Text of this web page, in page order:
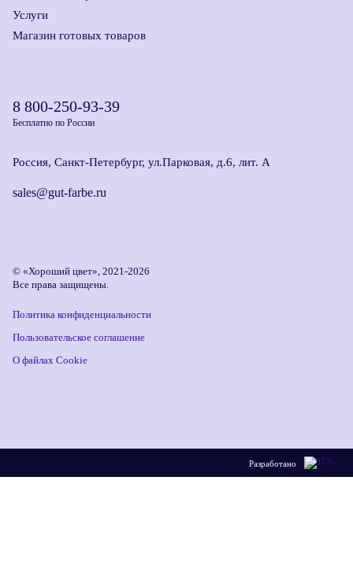
Услуги
Магазин готовых товаров
8 800-250-93-39
Бесплатно по России
Россия, Санкт-Петербург, ул.Парковая, д.6, лит. А
sales@gut-farbe.ru
© «Хороший цвет», 2021-2026
Все права защищены.
Политика конфиденциальности
Пользовательское соглашение
О файлах Cookie
Разработано